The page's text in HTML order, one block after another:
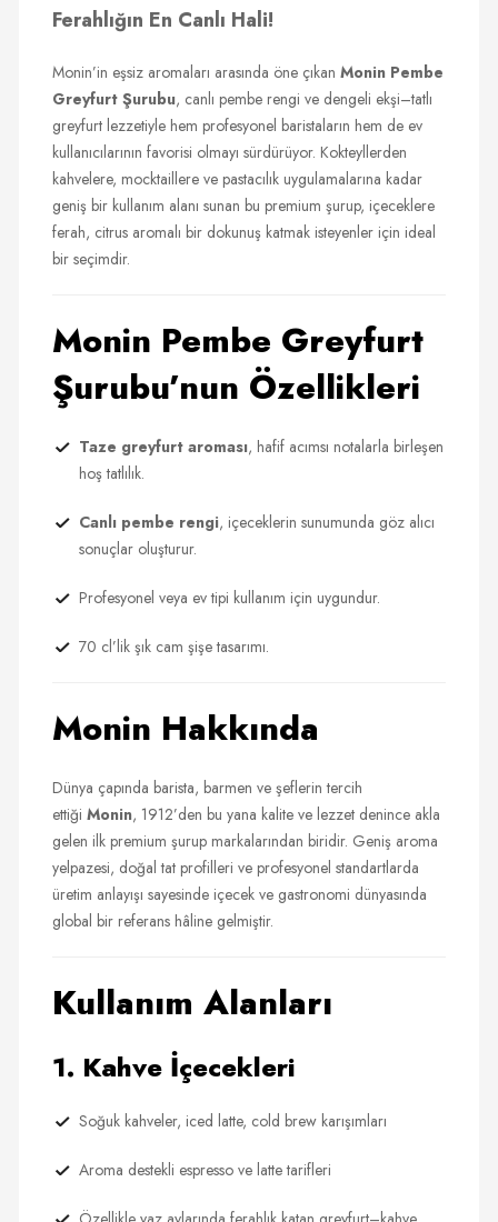
Ferahlığın En Canlı Hali!
Monin’in eşsiz aromaları arasında öne çıkan Monin Pembe
Greyfurt Şurubu, canlı pembe rengi ve dengeli ekşi–tatlı
greyfurt lezzetiyle hem profesyonel baristaların hem de ev
kullanıcılarının favorisi olmayı sürdürüyor. Kokteyllerden
kahvelere, mocktaillere ve pastacılık uygulamalarına kadar
geniş bir kullanım alanı sunan bu premium şurup, içeceklere
ferah, citrus aromalı bir dokunuş katmak isteyenler için ideal
bir seçimdir.
Monin Pembe Greyfurt
Şurubu’nun Özellikleri
Taze greyfurt aroması, hafif acımsı notalarla birleşen
hoş tatlılık.
Canlı pembe rengi, içeceklerin sunumunda göz alıcı
sonuçlar oluşturur.
Profesyonel veya ev tipi kullanım için uygundur.
70 cl’lik şık cam şişe tasarımı.
Monin Hakkında
Dünya çapında barista, barmen ve şeflerin tercih
ettiği Monin, 1912’den bu yana kalite ve lezzet denince akla
gelen ilk premium şurup markalarından biridir. Geniş aroma
yelpazesi, doğal tat profilleri ve profesyonel standartlarda
üretim anlayışı sayesinde içecek ve gastronomi dünyasında
global bir referans hâline gelmiştir.
Kullanım Alanları
1. Kahve İçecekleri
Soğuk kahveler, iced latte, cold brew karışımları
Aroma destekli espresso ve latte tarifleri